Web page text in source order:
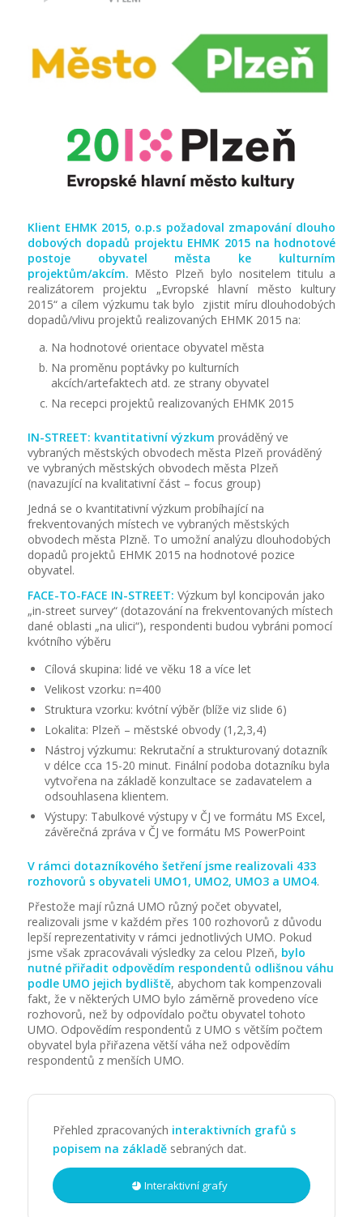
Klient EHMK 2015, o.p.s požadoval zmapování dlouho
dobových dopadů projektu EHMK 2015 na hodnotové
postoje obyvatel města ke kulturním
projektům/akcím. Město Plzeň bylo nositelem titulu a
realizátorem projektu „Evropské hlavní město kultury
2015“ a cílem výzkumu tak bylo zjistit míru dlouhodobých
dopadů/vlivu projektů realizovaných EHMK 2015 na:
Na hodnotové orientace obyvatel města
Na proměnu poptávky po kulturních
akcích/artefaktech atd. ze strany obyvatel
Na recepci projektů realizovaných EHMK 2015
IN-STREET: kvantitativní výzkum prováděný ve
vybraných městských obvodech města Plzeň prováděný
ve vybraných městských obvodech města Plzeň
(navazující na kvalitativní část – focus group)
Jedná se o kvantitativní výzkum probíhající na
frekventovaných místech ve vybraných městských
obvodech města Plzně. To umožní analýzu dlouhodobých
dopadů projektů EHMK 2015 na hodnotové pozice
obyvatel.
FACE-TO-FACE IN-STREET: Výzkum byl koncipován jako
„in-street survey“ (dotazování na frekventovaných místech
dané oblasti „na ulici“), respondenti budou vybráni pomocí
kvótního výběru
Cílová skupina: lidé ve věku 18 a více let
Velikost vzorku: n=400
Struktura vzorku: kvótní výběr (blíže viz slide 6)
Lokalita: Plzeň – městské obvody (1,2,3,4)
Nástroj výzkumu: Rekrutační a strukturovaný dotazník
v délce cca 15-20 minut. Finální podoba dotazníku byla
vytvořena na základě konzultace se zadavatelem a
odsouhlasena klientem.
Výstupy: Tabulkové výstupy v ČJ ve formátu MS Excel,
závěrečná zpráva v ČJ ve formátu MS PowerPoint
V rámci dotazníkového šetření jsme realizovali 433
rozhovorů s obyvateli UMO1, UMO2, UMO3 a UMO4.
Přestože mají různá UMO různý počet obyvatel,
realizovali jsme v každém přes 100 rozhovorů z důvodu
lepší reprezentativity v rámci jednotlivých UMO. Pokud
jsme však zpracovávali výsledky za celou Plzeň, bylo
nutné přiřadit odpovědím respondentů odlišnou váhu
podle UMO jejich bydliště, abychom tak kompenzovali
fakt, že v některých UMO bylo záměrně provedeno více
rozhovorů, než by odpovídalo počtu obyvatel tohoto
UMO. Odpovědím respondentů z UMO s větším počtem
obyvatel byla přiřazena větší váha než odpovědím
respondentů z menších UMO.
Přehled zpracovaných interaktivních grafů s
popisem na základě sebraných dat.
Interaktivní grafy